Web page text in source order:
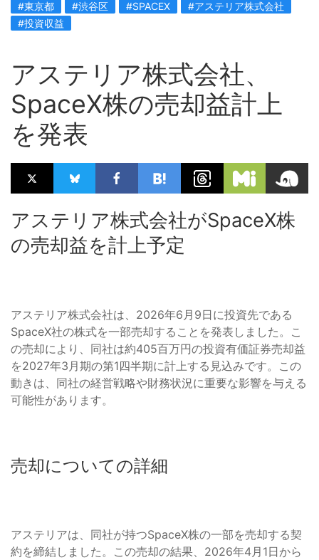
#東京都 #渋谷区 #SPACEX
#アステリア株式会社
#投資収益
アステリア株式会社、
SpaceX株の売却益計上
を発表
アステリア株式会社がSpaceX株
の売却益を計上予定
アステリア株式会社は、2026年6月9日に投資先である
SpaceX社の株式を一部売却することを発表しました。こ
の売却により、同社は約405百万円の投資有価証券売却益
を2027年3月期の第1四半期に計上する見込みです。この
動きは、同社の経営戦略や財務状況に重要な影響を与える
可能性があります。
売却についての詳細
アステリアは、同社が持つSpaceX株の一部を売却する契
約を締結しました。この売却の結果、2026年4月1日から